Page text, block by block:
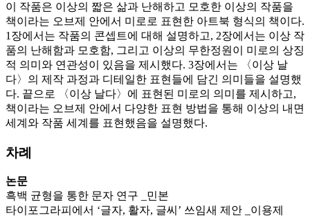
이 작품은 이상의 짧은 삶과 난해하고 모호한 이상의 작품을
책이라는 오브제 안에서 미로로 표현한 아트북 형식의 책이다.
1장에서는 작품의 콘셉트에 대해 설명하고, 2장에서는 이상 작
품의 난해함과 모호함, 그리고 이상의 무한정원이 미로의 상징
적 의미와 연관성이 있음을 제시했다. 3장에서는 〈이상 날
다〉의 제작 과정과 디테일한 표현들에 담긴 의미들을 설명했
다. 끝으로 〈이상 날다〉에 표현된 미로의 의미를 제시하고,
책이라는 오브제 안에서 다양한 표현 방법을 통해 이상의 내면
세계와 작품 세계를 표현했음을 설명했다.
차례
논문
흑백 균형을 통한 문자 연구 _민본
타이포그라피에서 ‘글자, 활자, 글씨’ 쓰임새 제안 _이용제